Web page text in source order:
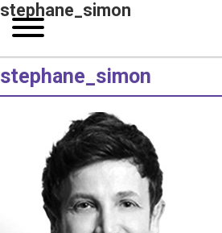
stephane_simon
stephane_simon